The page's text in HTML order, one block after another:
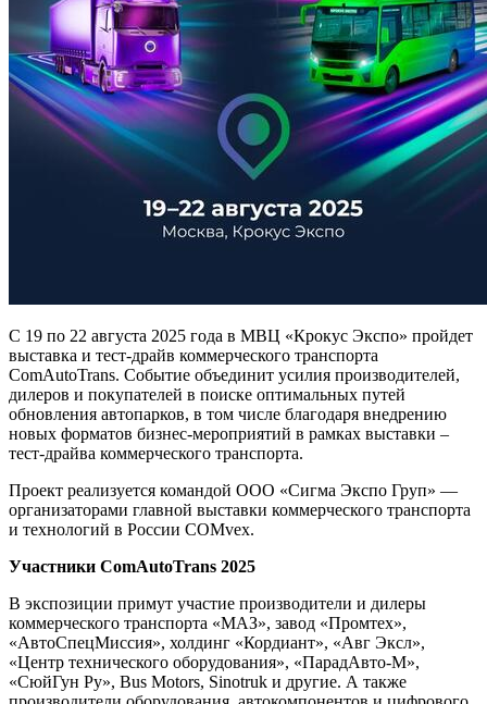
С 19 по 22 августа 2025 года в МВЦ «Крокус Экспо» пройдет
выставка и тест-драйв коммерческого транспорта
ComAutoTrans. Событие объединит усилия производителей,
дилеров и покупателей в поиске оптимальных путей
обновления автопарков, в том числе благодаря внедрению
новых форматов бизнес-мероприятий в рамках выставки –
тест-драйва коммерческого транспорта.
Проект реализуется командой ООО «Сигма Экспо Груп» —
организаторами главной выставки коммерческого транспорта
и технологий в России COMvex.
Участники ComAutoTrans 2025
В экспозиции примут участие производители и дилеры
коммерческого транспорта «МАЗ», завод «Промтех»,
«АвтоСпецМиссия», холдинг «Кордиант», «Авг Эксл»,
«Центр технического оборудования», «ПарадАвто-М»,
«СюйГун Ру», Bus Motors, Sinotruk и другие. А также